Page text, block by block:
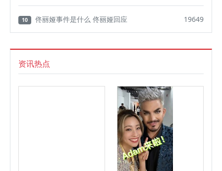
10 佟丽娅事件是什么 佟丽娅回应 19649
资讯热点